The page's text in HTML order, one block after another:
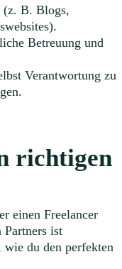
(z. B. Blogs,
Betreuung und
Verantwortung zu
richtigen
einen Freelancer
Partners ist
wie du den perfekten